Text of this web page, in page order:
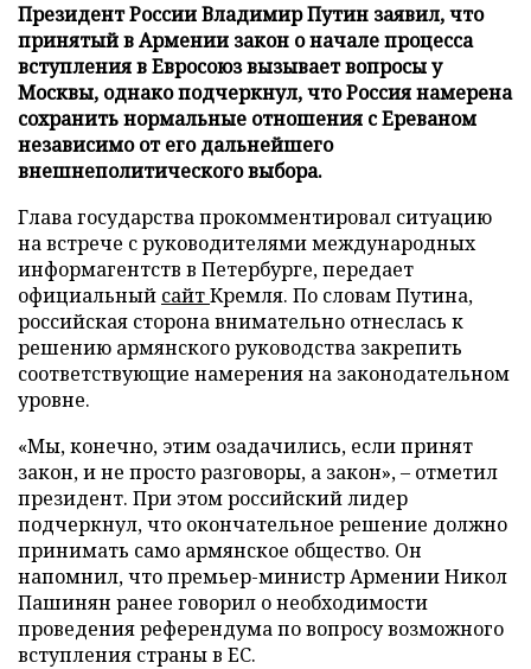
Президент России Владимир Путин заявил, что
принятый в Армении закон о начале процесса
вступления в Евросоюз вызывает вопросы у
Москвы, однако подчеркнул, что Россия намерена
сохранить нормальные отношения с Ереваном
независимо от его дальнейшего
внешнеполитического выбора.
Глава государства прокомментировал ситуацию
на встрече с руководителями международных
информагентств в Петербурге, передает
официальный сайтКремля. По словам Путина,
российская сторона внимательно отнеслась к
решению армянского руководства закрепить
соответствующие намерения на законодательном
уровне.
«Мы, конечно, этим озадачились, если принят
закон, и не просто разговоры, а закон», – отметил
президент. При этом российский лидер
подчеркнул, что окончательное решение должно
принимать само армянское общество. Он
напомнил, что премьер-министр Армении Никол
Пашинян ранее говорил о необходимости
проведения референдума по вопросу возможного
вступления страны в ЕС.